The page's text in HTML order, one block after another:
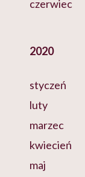
czerwiec
2020
styczeń
luty
marzec
kwiecień
maj